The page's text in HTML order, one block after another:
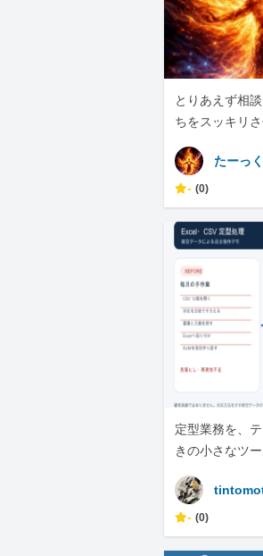
とりあえず相
ちをスッキリさ
たーっく
- (0)
定型業務を、
きの小さなツ
- (0)